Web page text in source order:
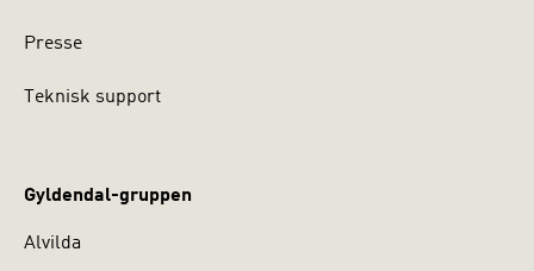
Presse
Teknisk support
Gyldendal-gruppen
Alvilda